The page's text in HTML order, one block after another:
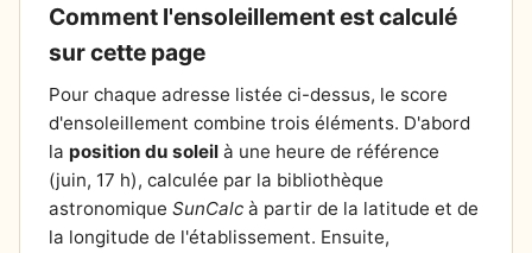
Comment l'ensoleillement est calculé
sur cette page
Pour chaque adresse listée ci-dessus, le score
d'ensoleillement combine trois éléments. D'abord
la position du soleil à une heure de référence
(juin, 17 h), calculée par la bibliothèque
astronomique SunCalc à partir de la latitude et de
la longitude de l'établissement. Ensuite,